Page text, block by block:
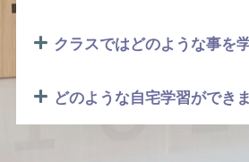
クラスではどのような事を
どのような自宅学習ができ